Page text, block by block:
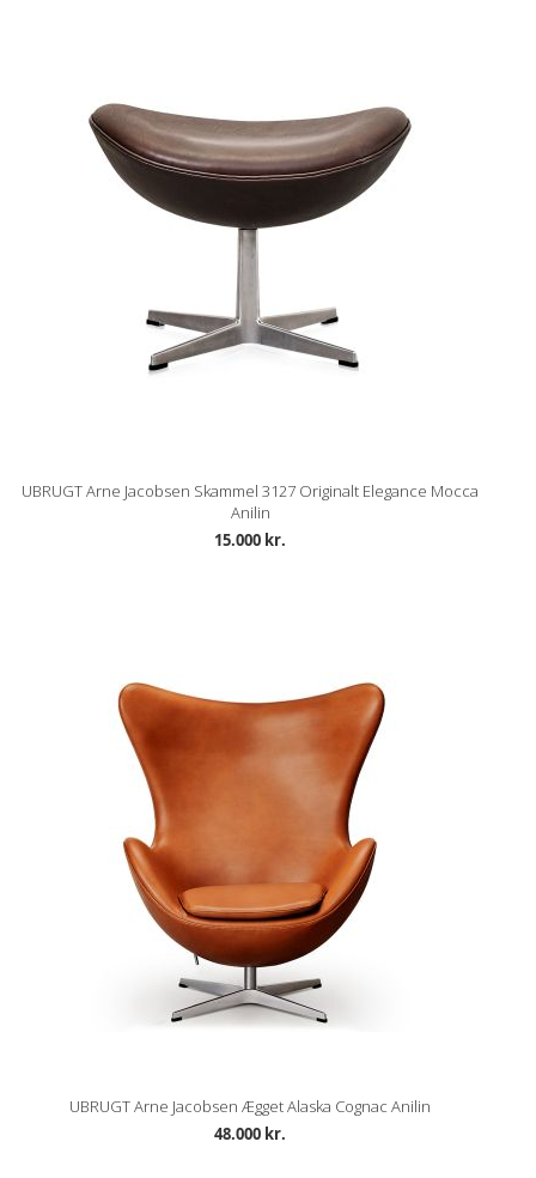
UBRUGT Arne Jacobsen Skammel 3127 Originalt Elegance Mocca
Anilin
15.000 kr.
UBRUGT Arne Jacobsen Ægget Alaska Cognac Anilin
48.000 kr.